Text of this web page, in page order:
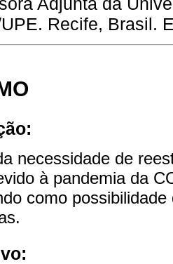
Recife, Brasil.
necessidade de
à pandemia da
como